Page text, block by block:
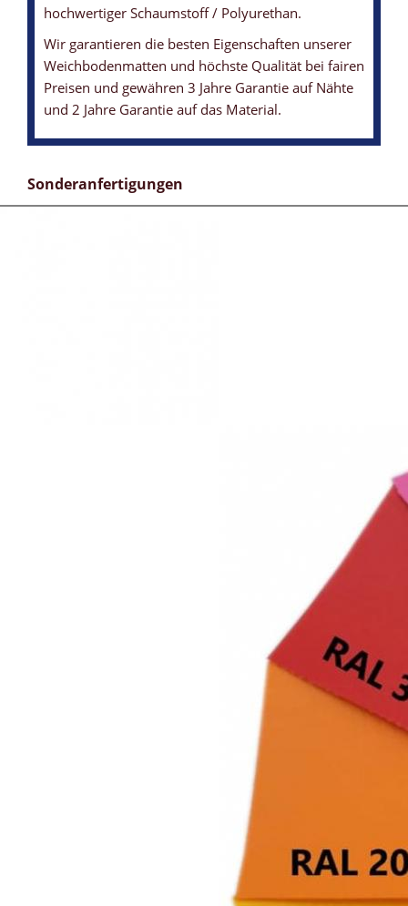
hochwertiger Schaumstoff / Polyurethan.
Wir garantieren die besten Eigenschaften unserer
Weichbodenmatten und höchste Qualität bei fairen
Preisen und gewähren 3 Jahre Garantie auf Nähte
und 2 Jahre Garantie auf das Material.
Sonderanfertigungen